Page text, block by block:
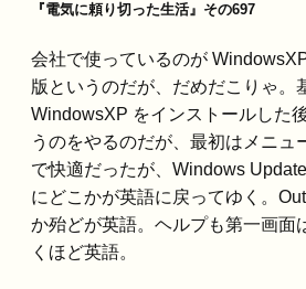
『電気に頼り切った生活』その697
会社で使っているのが
版というのだが、だめだこりゃ。
WindowsXP をインストールした
うのをやるのだが、最初はメニュ
で快適だったが、Windows
にどこかが英語に戻ってゆく。
か殆どが英語。ヘルプも第一画面
くほど英語。